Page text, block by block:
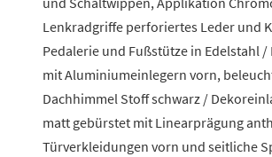
Lenkradgriffe perforiertes Leder und
Pedalerie und Fußstütze in Edelstahl /
mit Aluminiumeinlegern vorn,
Dachhimmel Stoff schwarz /
matt gebürstet mit Linearprägung
Türverkleidungen vorn und seitliche